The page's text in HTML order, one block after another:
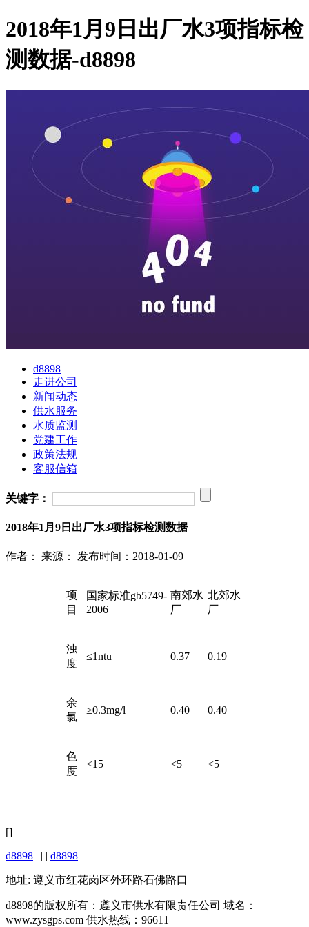
2018年1月9日出厂水3项指标检
测数据-d8898
d8898
走进公司
新闻动态
供水服务
水质监测
党建工作
政策法规
客服信箱
关键字：
2018年1月9日出厂水3项指标检测数据
作者： 来源： 发布时间：2018-01-09
项
目
国家标准gb5749-
2006
南郊水
厂
北郊水
厂
浊
度
≤1ntu 0.37 0.19
余
氯
≥0.3mg/l 0.40 0.40
色
度
<15 <5 <5
[]
d8898 | | | d8898
地址: 遵义市红花岗区外环路石佛路口
d8898的版权所有：遵义市供水有限责任公司 域名：
www.zysgps.com 供水热线：96611